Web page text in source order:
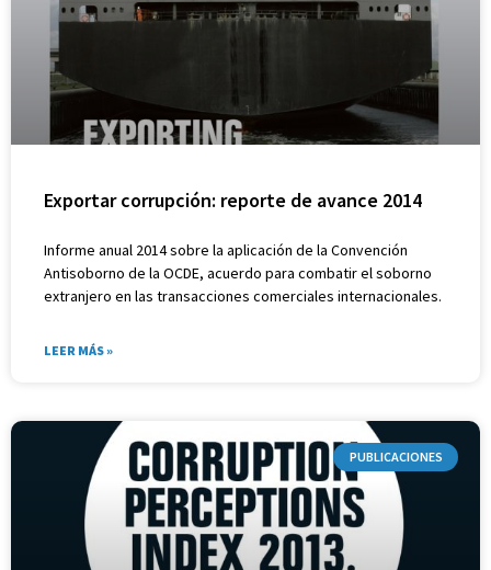
Exportar corrupción: reporte de avance 2014
Informe anual 2014 sobre la aplicación de la Convención
Antisoborno de la OCDE, acuerdo para combatir el soborno
extranjero en las transacciones comerciales internacionales.
LEER MÁS »
PUBLICACIONES